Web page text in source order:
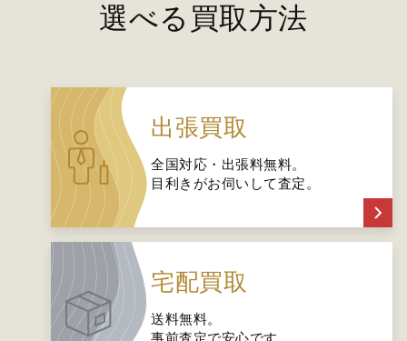
選べる買取方法
出張買取
全国対応・出張料無料。
目利きがお伺いして査定。
宅配買取
送料無料。
事前査定で安心です。